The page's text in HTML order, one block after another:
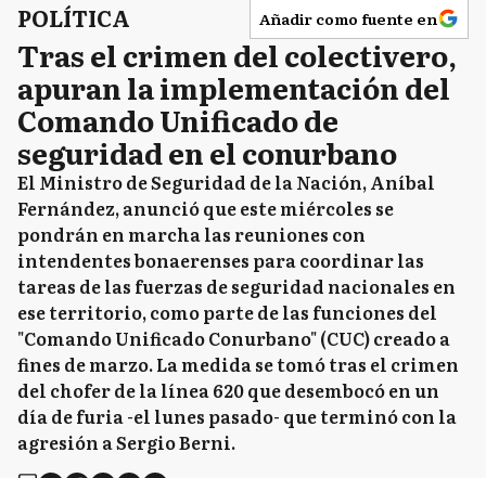
POLÍTICA Añadir como fuente en
Tras el crimen del colectivero,
apuran la implementación del
Comando Unificado de
seguridad en el conurbano
El Ministro de Seguridad de la Nación, Aníbal
Fernández, anunció que este miércoles se
pondrán en marcha las reuniones con
intendentes bonaerenses para coordinar las
tareas de las fuerzas de seguridad nacionales en
ese territorio, como parte de las funciones del
"Comando Unificado Conurbano" (CUC) creado a
fines de marzo. La medida se tomó tras el crimen
del chofer de la línea 620 que desembocó en un
día de furia -el lunes pasado- que terminó con la
agresión a Sergio Berni.